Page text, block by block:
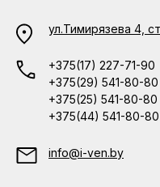
ул.Тимирязева 4,
+375(17) 227-71-90
+375(29) 541-80-80
+375(25) 541-80-80
+375(44) 541-80-80
info@i-ven.by